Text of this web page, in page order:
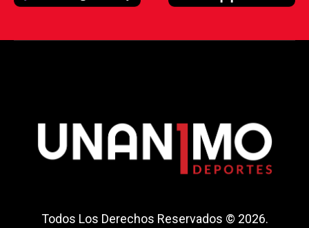
Todos Los Derechos Reservados © 2026.